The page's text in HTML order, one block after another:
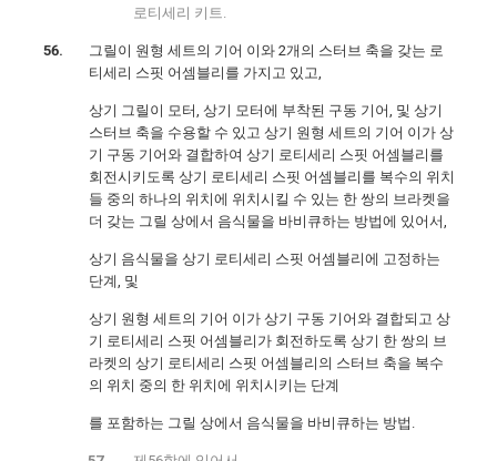
로티세리 키트.
그릴이 원형 세트의 기어 이와 2개의 스터브 축을 갖는 로
티세리 스핏 어셈블리를 가지고 있고,
상기 그릴이 모터, 상기 모터에 부착된 구동 기어, 및 상기
스터브 축을 수용할 수 있고 상기 원형 세트의 기어 이가 상
기 구동 기어와 결합하여 상기 로티세리 스핏 어셈블리를
회전시키도록 상기 로티세리 스핏 어셈블리를 복수의 위치
들 중의 하나의 위치에 위치시킬 수 있는 한 쌍의 브라켓을
더 갖는 그릴 상에서 음식물을 바비큐하는 방법에 있어서,
상기 음식물을 상기 로티세리 스핏 어셈블리에 고정하는
단계, 및
상기 원형 세트의 기어 이가 상기 구동 기어와 결합되고 상
기 로티세리 스핏 어셈블리가 회전하도록 상기 한 쌍의 브
라켓의 상기 로티세리 스핏 어셈블리의 스터브 축을 복수
의 위치 중의 한 위치에 위치시키는 단계
를 포함하는 그릴 상에서 음식물을 바비큐하는 방법.